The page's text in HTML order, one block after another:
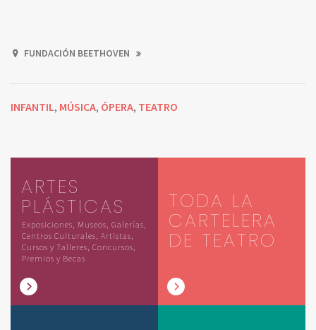
FUNDACIÓN BEETHOVEN
INFANTIL, MÚSICA, ÓPERA, TEATRO
ARTES
PLÁSTICAS
Exposiciones, Museos, Galerías,
Centros Culturales, Artistas,
Cursos y Talleres, Concursos,
Premios y Becas
TODA LA
CARTELERA
DE TEATRO